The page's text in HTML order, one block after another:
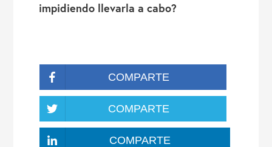
impidiendo llevarla a cabo?
COMPARTE
COMPARTE
COMPARTE